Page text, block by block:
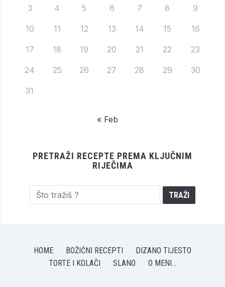
3 4 5 6 7 8 9
10 11 12 13 14 15 16
17 18 19 20 21 22 23
24 25 26 27 28 29 30
31
« Feb
PRETRAŽI RECEPTE PREMA KLJUČNIM
RIJEČIMA
HOME BOŽIĆNI RECEPTI
DIZANO TIJESTO
TORTE I KOLAČI
SLANO O MENI…